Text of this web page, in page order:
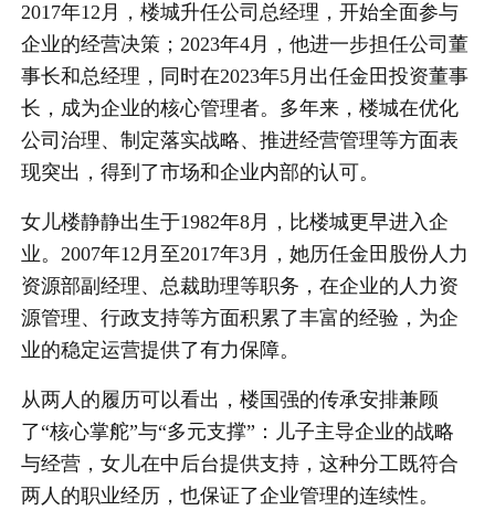
2017年12月，楼城升任公司总经理，开始全面参与
企业的经营决策；2023年4月，他进一步担任公司董
事长和总经理，同时在2023年5月出任金田投资董事
长，成为企业的核心管理者。多年来，楼城在优化
公司治理、制定落实战略、推进经营管理等方面表
现突出，得到了市场和企业内部的认可。
女儿楼静静出生于1982年8月，比楼城更早进入企
业。2007年12月至2017年3月，她历任金田股份人力
资源部副经理、总裁助理等职务，在企业的人力资
源管理、行政支持等方面积累了丰富的经验，为企
业的稳定运营提供了有力保障。
从两人的履历可以看出，楼国强的传承安排兼顾
了“核心掌舵”与“多元支撑”：儿子主导企业的战略
与经营，女儿在中后台提供支持，这种分工既符合
两人的职业经历，也保证了企业管理的连续性。